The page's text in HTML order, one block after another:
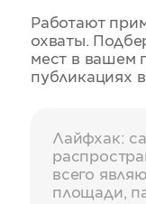
Работают
охваты.
мест в вашем
публикациях
Лайфхак:
всего
площади,